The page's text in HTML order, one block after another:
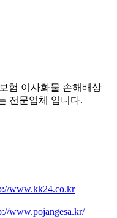
험 이사화물 손해배상
전문업체 입니다.
www.kk24.co.kr
www.pojangesa.kr/